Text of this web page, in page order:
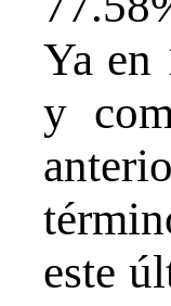
Ya en
y
este